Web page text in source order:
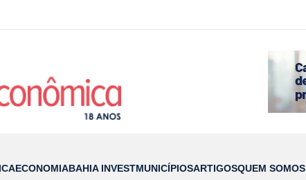
ECONOMIABAHIA INVESTMUNICÍPIOSARTIGOSQUEM SOMOS